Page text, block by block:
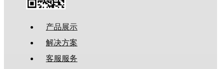
产品展示
解决方案
客服服务